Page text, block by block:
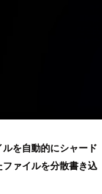
ルを自動的にシャード
ァイルを分散書き込